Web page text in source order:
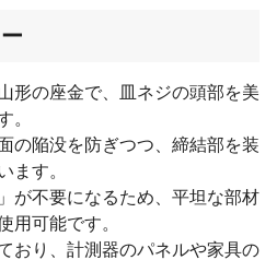
形の座金で、皿ネジの頭部を美
。
の陥没を防ぎつつ、締結部を装
ます。
が不要になるため、平坦な部材
用可能です。
おり、計測器のパネルや家具の